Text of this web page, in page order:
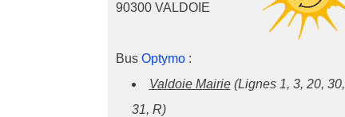
90300 VALDOIE
Bus Optymo:
Valdoie Mairie(Lignes 1, 3, 20, 30,
31, R)